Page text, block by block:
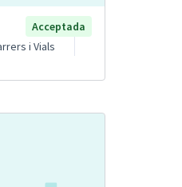
Acceptada
i Vials